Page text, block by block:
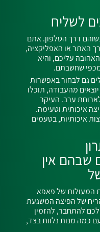
לשליח
דרך הטלפון. אתם
האתר או האפליקציה,
עליכם, והיא
מכפי שחשבתם.
גם לבחור באפשרות
מהעבודה, תוכלו
ערב. העיקר
איכותית וטעימה.
איכותיות, בטעמים
שבהם אין
המעולות של פאפא
הריח של הפיצה המשגעת
להתחבר, להזמין
כמה מנות נלוות בצד,